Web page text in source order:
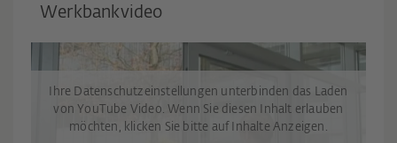
Werkbankvideo
Ihre Datenschutzeinstellungen unterbinden das Laden
von YouTube Video. Wenn Sie diesen Inhalt erlauben
möchten, klicken Sie bitte auf Inhalte Anzeigen.